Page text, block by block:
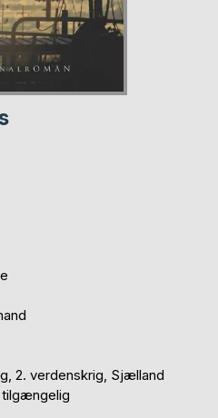
2. verdenskrig, Sjælland